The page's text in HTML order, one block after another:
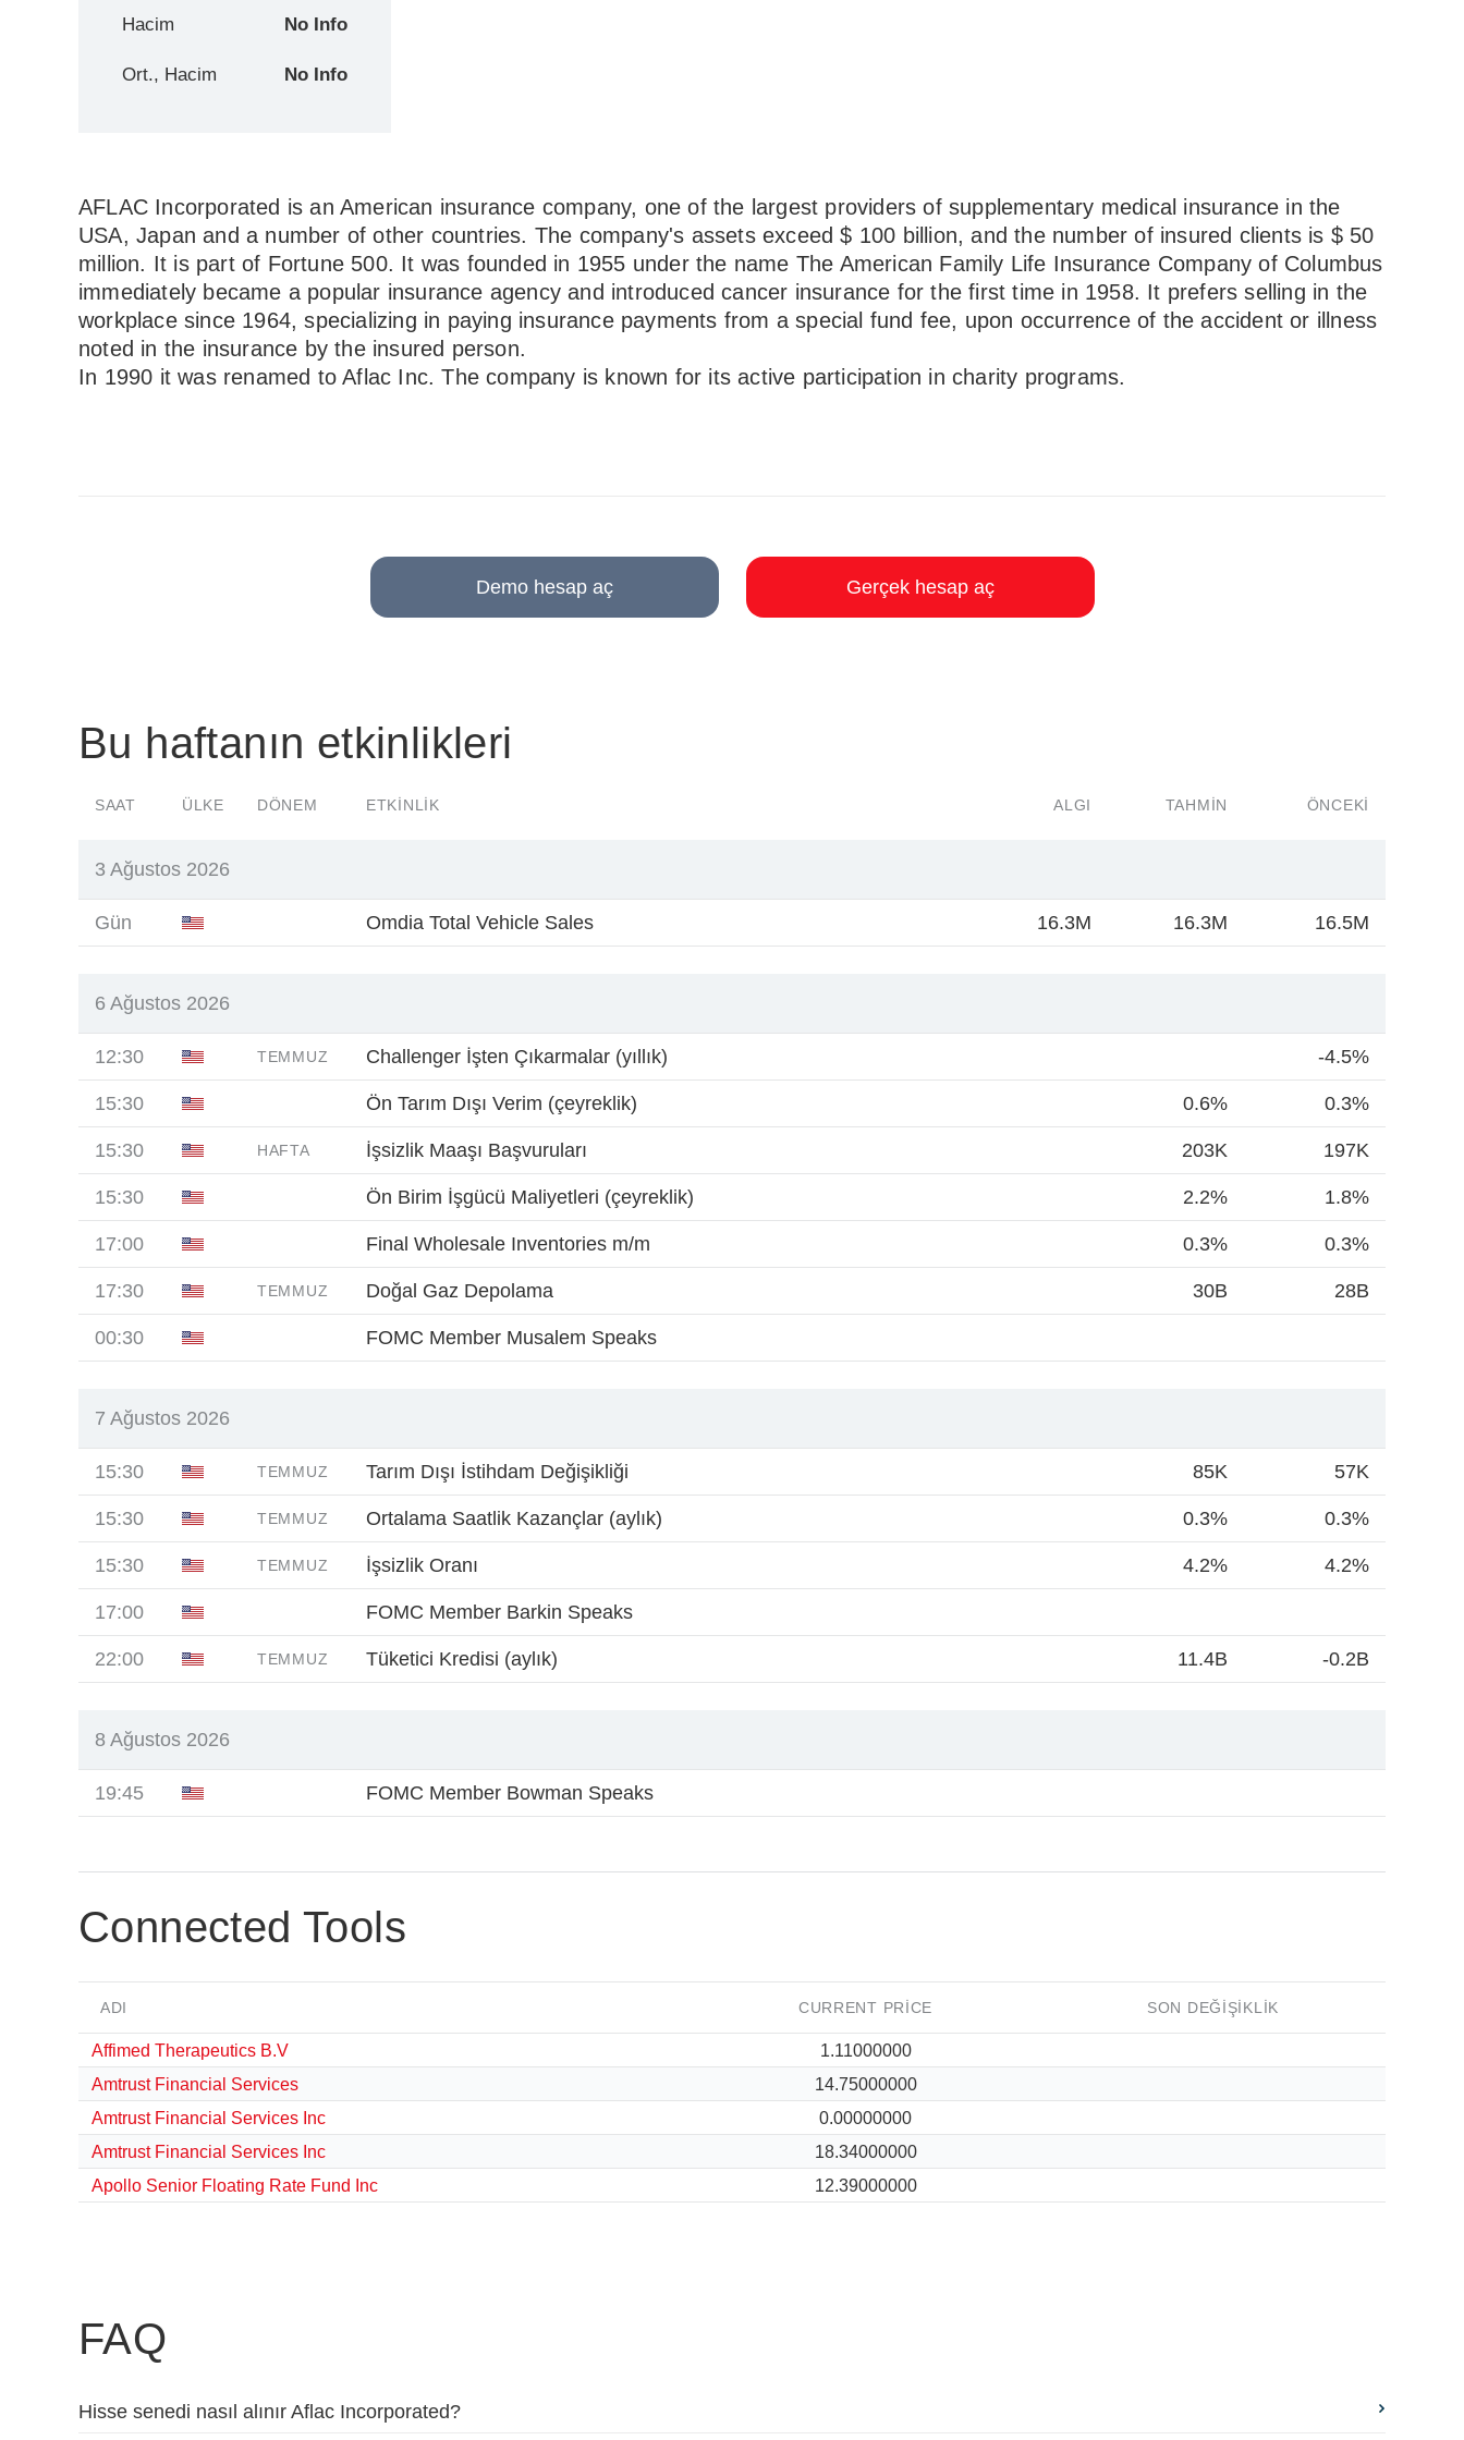
Hacim No Info
Ort., Hacim No Info
AFLAC Incorporated is an American insurance company, one of the largest providers of supplementary medical insurance in the
USA, Japan and a number of other countries. The company's assets exceed $ 100 billion, and the number of insured clients is $ 50
million. It is part of Fortune 500. It was founded in 1955 under the name The American Family Life Insurance Company of Columbus
immediately became a popular insurance agency and introduced cancer insurance for the first time in 1958. It prefers selling in the
workplace since 1964, specializing in paying insurance payments from a special fund fee, upon occurrence of the accident or illness
noted in the insurance by the insured person.
In 1990 it was renamed to Aflac Inc. The company is known for its active participation in charity programs.
Demo hesap aç Gerçek hesap aç
Bu haftanın etkinlikleri
SAAT ÜLKE DÖNEM ETKINLIK ALGI TAHMIN ÖNCEKI
3 Ağustos 2026
Gün Omdia Total Vehicle Sales 16.3M 16.3M 16.5M
6 Ağustos 2026
12:30 TEMMUZ Challenger İşten Çıkarmalar (yıllık) -4.5%
15:30 Ön Tarım Dışı Verim (çeyreklik) 0.6% 0.3%
15:30 HAFTA İşsizlik Maaşı Başvuruları 203K 197K
15:30 Ön Birim İşgücü Maliyetleri (çeyreklik) 2.2% 1.8%
17:00 Final Wholesale Inventories m/m 0.3% 0.3%
17:30 TEMMUZ Doğal Gaz Depolama 30B 28B
00:30 FOMC Member Musalem Speaks
7 Ağustos 2026
15:30 TEMMUZ Tarım Dışı İstihdam Değişikliği 85K 57K
15:30 TEMMUZ Ortalama Saatlik Kazançlar (aylık) 0.3% 0.3%
15:30 TEMMUZ İşsizlik Oranı 4.2% 4.2%
17:00 FOMC Member Barkin Speaks
22:00 TEMMUZ Tüketici Kredisi (aylık) 11.4B -0.2B
8 Ağustos 2026
19:45 FOMC Member Bowman Speaks
Connected Tools
ADI CURRENT PRICE SON DEĞIŞIKLIK
Affimed Therapeutics B.V
1.11000000
Amtrust Financial Services
14.75000000
Amtrust Financial Services Inc
0.00000000
Amtrust Financial Services Inc
18.34000000
Apollo Senior Floating Rate Fund Inc
12.39000000
FAQ
Hisse senedi nasıl alınır Aflac Incorporated?